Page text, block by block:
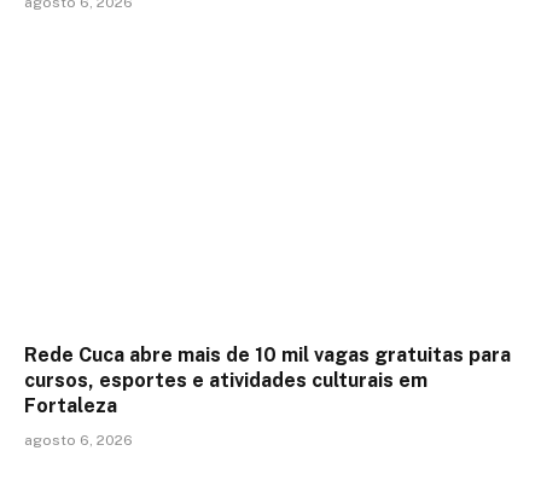
Rede Cuca abre mais de 10 mil vagas gratuitas para
cursos, esportes e atividades culturais em
Fortaleza
agosto 6, 2026